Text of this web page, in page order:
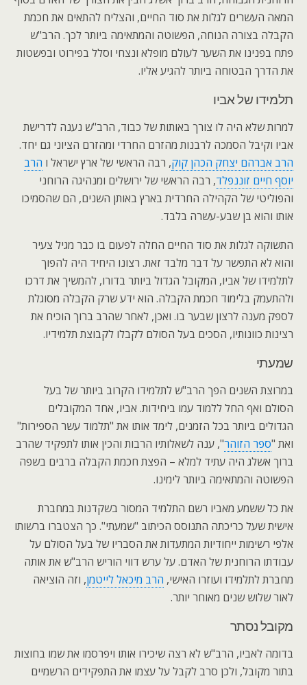
המאה העשרים לגלות את סוד החיים, והצליח להתאים את חכמת
הקבלה בצורה הנוחה, הפשוטה והמתאימה ביותר לכך. הרב"ש
פתח בפנינו את השער לעולם מופלא ונצחי וסלל בפירוט ובפשטות
את הדרך הבטוחה ביותר להגיע אליו.
תלמידו של אביו
למרות שלא היה לו צורך באותות של כבוד, הרב"ש נענה לדרישת
אביו וקיבל הסמכה לרבנות מהזרם החרדי ומהזרם הציוני גם יחד.
הרב אברהם יצחק הכהן קוק, רבה הראשי של ארץ ישראל ו הרב
יוסף חיים זוננפלד, רבה הראשי של ירושלים ומנהיגה הרוחני
והפוליטי של הקהילה החרדית בארץ באותן השנים, הם שהסמיכו
אותו והוא בן שבע-עשרה בלבד.
התשוקה לגלות את סוד החיים החלה לפעום בו כבר מגיל צעיר
והוא לא התפשר על דבר מלבד זאת. רצונו היחיד היה להפוך
לתלמידו של אביו, המקובל הגדול ביותר בדורו, להמשיך את דרכו
ולהתעמק בלימוד חכמת הקבלה. הוא ידע שרק הקבלה מסוגלת
לספק מענה לרצון שבער בו. ואכן, לאחר שהרב ברוך הוכיח את
רצינות כוונותיו, הסכים בעל הסולם לקבלו לקבוצת תלמידיו.
שמעתי
במרוצת השנים הפך הרב"ש לתלמידו הקרוב ביותר של בעל
הסולם ואף החל ללמוד עמו ביחידות. אביו, אחד המקובלים
הגדולים ביותר בכל הזמנים, לימד אותו את "תלמוד עשר הספירות"
ואת "ספר הזוהר", ענה לשאלותיו הרבות והכין אותו לתפקיד שהרב
ברוך אשלג היה עתיד למלא – הפצת חכמת הקבלה ברבים בשפה
הפשוטה והמתאימה ביותר לימינו.
את כל ששמע מאביו רשם התלמיד המסור בשקדנות במחברת
אישית שעל כריכתה התנוסס הכיתוב "שמעתי". כך הצטברו ברשותו
אלפי רשימות ייחודיות המתעדות את הסבריו של בעל הסולם על
עבודתו הרוחנית של האדם. על ערש דווי הוריש הרב"ש את אותה
מחברת לתלמידו ועוזרו האישי, הרב מיכאל לייטמן, וזה הוציאה
לאור שלוש שנים מאוחר יותר.
מקובל נסתר
בדומה לאביו, הרב"ש לא רצה שיכירו אותו ויפרסמו את שמו בחוצות
בתור מקובל, ולכן סרב לקבל על עצמו את התפקידים הרשמיים